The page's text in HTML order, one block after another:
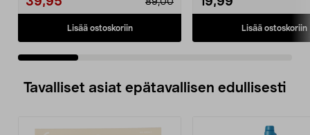
89,00
Lisää ostoskoriin Lisää ostoskoriin
Tavalliset asiat epätavallisen edullisesti